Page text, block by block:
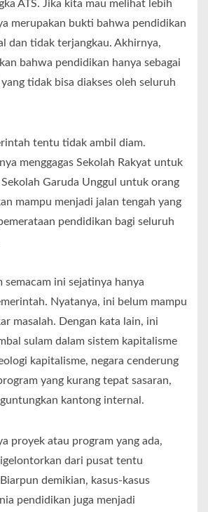
ATS. Jika kita mau melihat lebih
merupakan bukti bahwa pendidikan
dan tidak terjangkau. Akhirnya,
bahwa pendidikan hanya sebagai
tidak bisa diakses oleh seluruh
tentu tidak ambil diam.
menggagas Sekolah Rakyat untuk
Garuda Unggul untuk orang
mampu menjadi jalan tengah yang
pendidikan bagi seluruh
semacam ini sejatinya hanya
Nyatanya, ini belum mampu
masalah. Dengan kata lain, ini
sulam dalam sistem kapitalisme
kapitalisme, negara cenderung
yang kurang tepat sasaran,
kantong internal.
proyek atau program yang ada,
dari pusat tentu
demikian, kasus-kasus
pendidikan juga menjadi